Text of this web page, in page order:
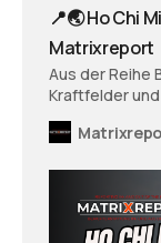
📍🌏 Ho Chi
Matrixreport
Aus der Reihe
Kraftfelder
wenn du dir
und was öffnet